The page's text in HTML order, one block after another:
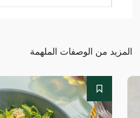
المزيد من الوصفات الملهمة